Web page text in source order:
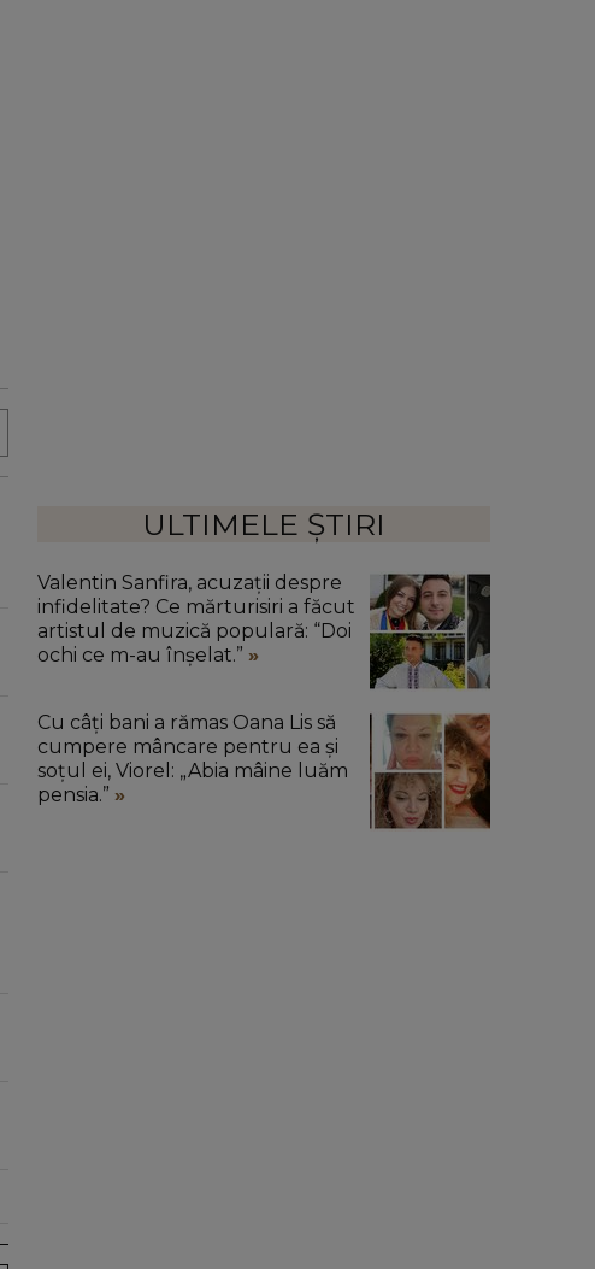
ULTIMELE ȘTIRI
Valentin Sanfira, acuzații despre
infidelitate? Ce mărturisiri a făcut
artistul de muzică populară: “Doi
ochi ce m-au înșelat.”
Cu câți bani a rămas Oana Lis să
cumpere mâncare pentru ea și
soțul ei, Viorel: „Abia mâine luăm
pensia.”